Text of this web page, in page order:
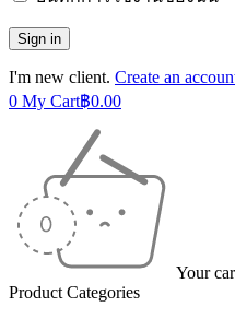
I'm new client. Create an
0 My Cart฿0.00
Your
Product Categories